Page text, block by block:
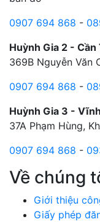
0907 694 868 -
Huỳnh Gia 2 - Cần
369B Nguyễn Văn
0907 694 868 -
Huỳnh Gia 3 -
37A Phạm Hùng,
0907 694 868 -
Về chúng
Giới thiệu
Giấy phép